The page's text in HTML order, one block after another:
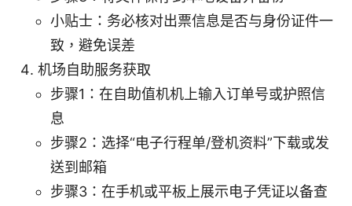
小贴士：务必核对出票信息是否与身份证件一
致，避免误差
机场自助服务获取
步骤1：在自助值机机上输入订单号或护照信
息
步骤2：选择“电子行程单/登机资料”下载或发
送到邮箱
步骤3：在手机或平板上展示电子凭证以备查